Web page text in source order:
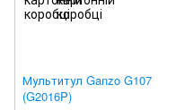
Мультитул Ganzo G107
(G2016P)